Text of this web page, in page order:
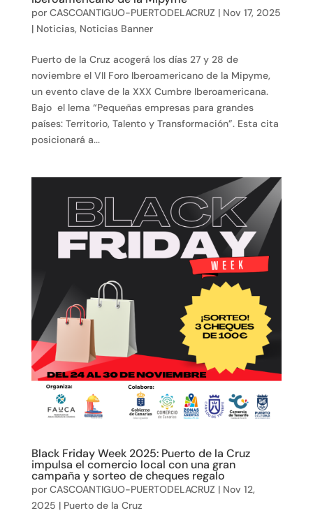
por CASCOANTIGUO-PUERTODELACRUZ | Nov 17, 2025
| Noticias, Noticias Banner
Puerto de la Cruz acogerá los días 27 y 28 de
noviembre el VII Foro Iberoamericano de la Mipyme,
un evento clave de la XXX Cumbre Iberoamericana.
Bajo el lema “Pequeñas empresas para grandes
países: Territorio, Talento y Transformación”. Esta cita
posicionará a...
Black Friday Week 2025: Puerto de la Cruz
impulsa el comercio local con una gran
campaña y sorteo de cheques regalo
por CASCOANTIGUO-PUERTODELACRUZ | Nov 12,
2025 | Puerto de la Cruz